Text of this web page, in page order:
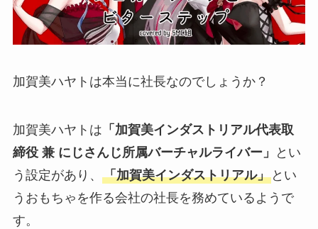
加賀美ハヤトは本当に社長なのでしょうか？
加賀美ハヤトは 「加賀美インダストリアル代表取
締役 兼 にじさんじ所属バーチャルライバー」
とい
う設定があり、 「加賀美インダストリアル」とい
うおもちゃを作る会社の社長を務めているようで
す。